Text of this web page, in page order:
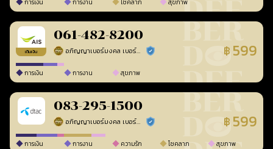
การเงิน การงาน โชคลาภ สุขภาพ
เติมเงิน
061-482-8200
อภิญญาเบอร์มงคล เบอร์สวยเลขศาสตร์ ร้านยืนยันแล้ว ฿ 599
การเงิน การงาน สุขภาพ
083-295-1500
อภิญญาเบอร์มงคล เบอร์สวยเลขศาสตร์ ร้านยืนยันแล้ว ฿ 599
การเงิน การงาน ความรัก โชคลาภ สุขภาพ